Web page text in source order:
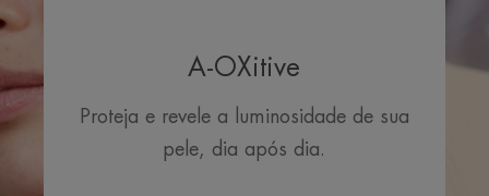
A-OXitive
Proteja e revele a luminosidade de sua
pele, dia após dia.